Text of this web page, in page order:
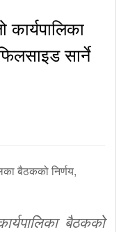
कार्यपालिका
सार्ने
बैठकको